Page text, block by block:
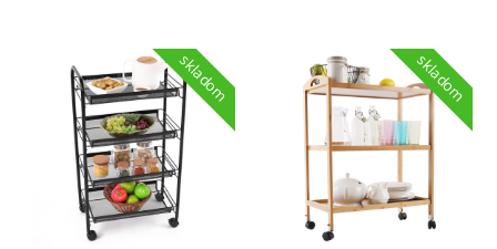
skladom skladom